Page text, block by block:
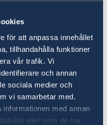
för att anpassa innehållet
tillhandahålla funktioner
vår trafik. Vi
och annan
sociala medier och
vi samarbetar med.
med annan
eller som de har
com as
estrangeira, pode
ao Ministério
o MNE (em
ou outras